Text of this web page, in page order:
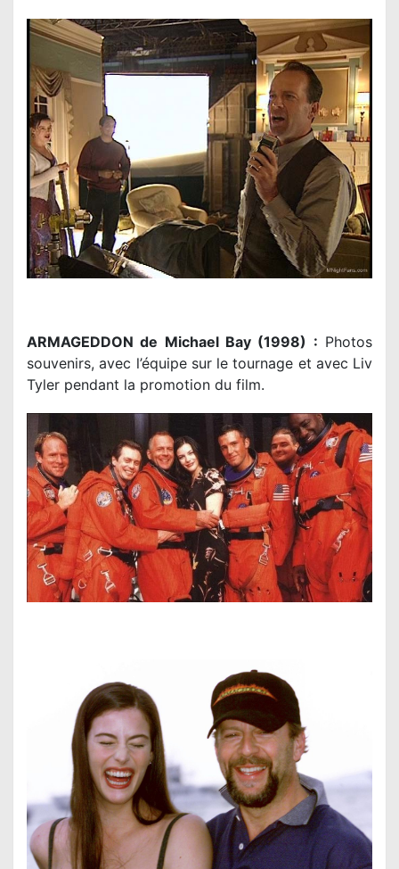
ARMAGEDDON de Michael Bay (1998) : Photos
souvenirs, avec l’équipe sur le tournage et avec Liv
Tyler pendant la promotion du film.